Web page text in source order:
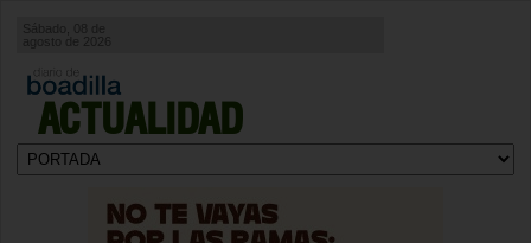
ACTUALIDAD
Sábado, 08 de
agosto de 2026